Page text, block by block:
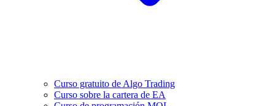
Curso gratuito de Algo Trading
Curso sobre la cartera de EA